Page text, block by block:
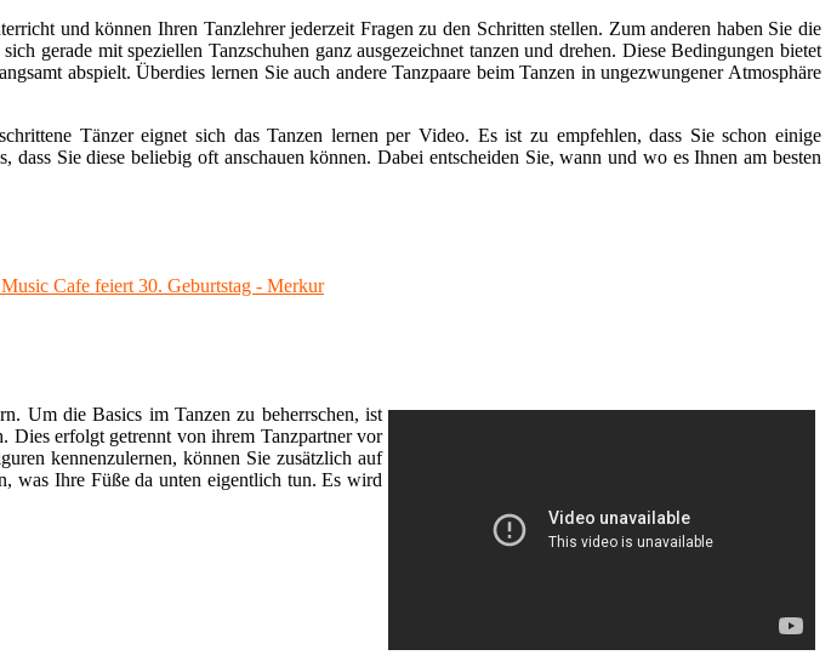
und können Ihren Tanzlehrer jederzeit Fragen zu den Schritten stellen. Zum anderen haben Sie die
gerade mit speziellen Tanzschuhen ganz ausgezeichnet tanzen und drehen. Diese Bedingungen bietet
abspielt. Überdies lernen Sie auch andere Tanzpaare beim Tanzen in ungezwungener Atmosphäre
Tänzer eignet sich das Tanzen lernen per Video. Es ist zu empfehlen, dass Sie schon einige
Sie diese beliebig oft anschauen können. Dabei entscheiden Sie, wann und wo es Ihnen am besten
Cafe feiert 30. Geburtstag - Merkur
Um die Basics im Tanzen zu beherrschen, ist
Dies erfolgt getrennt von ihrem Tanzpartner vor
kennenzulernen, können Sie zusätzlich auf
was Ihre Füße da unten eigentlich tun. Es wird